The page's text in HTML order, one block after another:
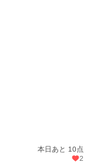
本日あと 10点
2